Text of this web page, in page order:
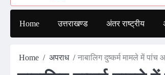
Home उत्तराखण्ड अंतर राष्ट्रीय
Home अपराध नाबालिग दुष्कर्म मामले में पांच